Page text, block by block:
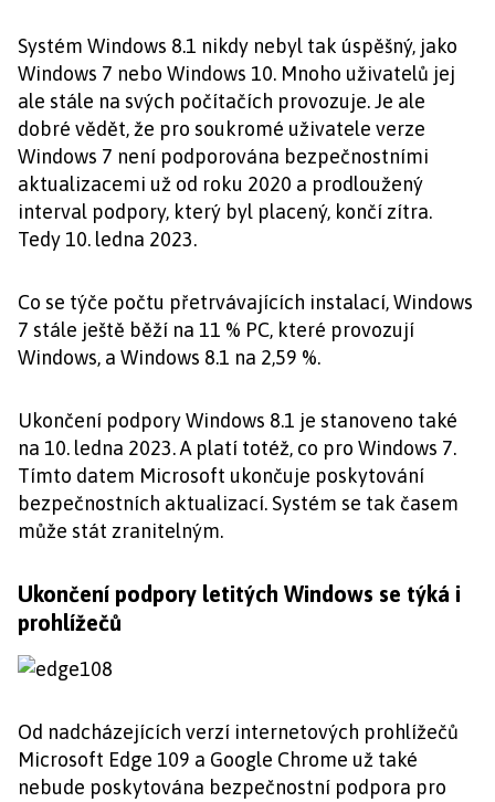
Systém Windows 8.1 nikdy nebyl tak úspěšný, jako
Windows 7 nebo Windows 10. Mnoho uživatelů jej
ale stále na svých počítačích provozuje. Je ale
dobré vědět, že pro soukromé uživatele verze
Windows 7 není podporována bezpečnostními
aktualizacemi už od roku 2020 a prodloužený
interval podpory, který byl placený, končí zítra.
Tedy 10. ledna 2023.
Co se týče počtu přetrvávajících instalací, Windows
7 stále ještě běží na 11 % PC, které provozují
Windows, a Windows 8.1 na 2,59 %.
Ukončení podpory Windows 8.1 je stanoveno také
na 10. ledna 2023. A platí totéž, co pro Windows 7.
Tímto datem Microsoft ukončuje poskytování
bezpečnostních aktualizací. Systém se tak časem
může stát zranitelným.
Ukončení podpory letitých Windows se týká i
prohlížečů
Od nadcházejících verzí internetových prohlížečů
Microsoft Edge 109 a Google Chrome už také
nebude poskytována bezpečnostní podpora pro